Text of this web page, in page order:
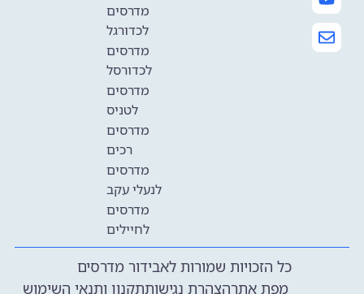
מדרסים
לכדורגל
מדרסים
לכדורסל
מדרסים
לטניס
מדרסים
רכים
מדרסים
לנעלי עקב
מדרסים
לחיילים
כל הזכויות שמורות לאבידור מדרסים
תקנון ותנאי השימושהצהרת נגישותמפת אתר